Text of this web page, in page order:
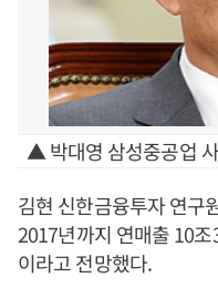
▲ 박대영 삼성중공업
김현 신한금융투자 연구
2017년까지 연매출 10
이라고 전망했다.